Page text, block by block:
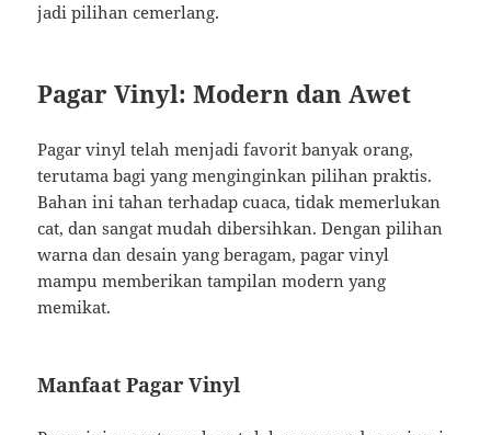
jadi pilihan cemerlang.
Pagar Vinyl: Modern dan Awet
Pagar vinyl telah menjadi favorit banyak orang,
terutama bagi yang menginginkan pilihan praktis.
Bahan ini tahan terhadap cuaca, tidak memerlukan
cat, dan sangat mudah dibersihkan. Dengan pilihan
warna dan desain yang beragam, pagar vinyl
mampu memberikan tampilan modern yang
memikat.
Manfaat Pagar Vinyl